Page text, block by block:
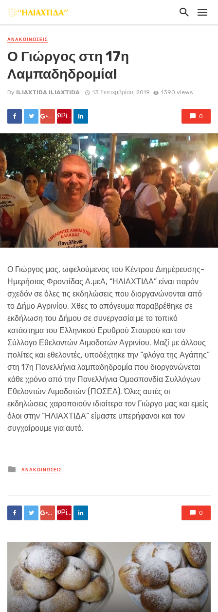
ΑΝΑΚΟΙΝΏΣΕΙΣ
Ο Γιώργος στη 17η
Λαμπαδηδρομία!
By ILIAXTIDA ILIAXTIDA 13 Σεπτεμβρίου, 2019 1390 views
Google +
Pin it 0
Ο Γιώργος μας, ωφελούμενος του Κέντρου Διημέρευσης-
Ημερήσιας Φροντίδας Α.μεΑ, “ΗΛΙΑΧΤΙΔΑ” είναι παρόν
σχεδόν σε όλες τις εκδηλώσεις που διοργανώνονται από
το Δήμο Αγρινίου. Χθες το απόγευμα παραβρέθηκε σε
εκδήλωση του Δήμου σε συνεργασία με το τοπικό
κατάστημα του Ελληνικού Ερυθρού Σταυρού και τον
Σύλλογο Εθελοντών Αιμοδοτών Αγρινίου. Μαζί με άλλους
πολίτες και εθελοντές, υποδέχτηκε την “φλόγα της Αγάπης”
στη 17η Πανελλήνια λαμπαδηδρομία που διοργανώνεται
κάθε χρόνο από την Πανελλήνια Ομοσπονδία Συλλόγων
Εθελοντών Αιμοδοτών (ΠΟΣΕΑ). Όλες αυτές οι
εκδηλώσεις χαροποιούν ιδιαίτερα τον Γιώργο μας και εμείς
όλοι στην “ΗΛΙΑΧΤΙΔΑ” είμαστε υπερήφανοι και τον
συγχαίρουμε για αυτό.
Posted
in
ΑΝΑΚΟΙΝΏΣΕΙΣ
Google +
Pin it 0